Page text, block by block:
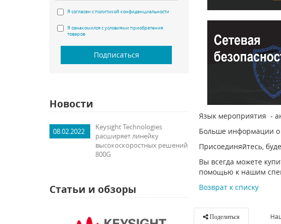
Я согласен с политикой конфиденциальности
Я ознакомился с условиями приобретения
товаров
Подписаться
Новости
08.02.2022
Keysight Technologies
расширяет линейку
высокоскоростных решений
800G
Статьи и обзоры
Язык мероприятия -
Больше информации
Присоединяйтесь,
Вы всегда можете
помощью к нашим
Возврат к списку
Поделиться